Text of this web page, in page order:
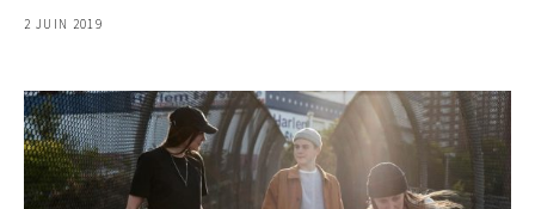
2 JUIN 2019